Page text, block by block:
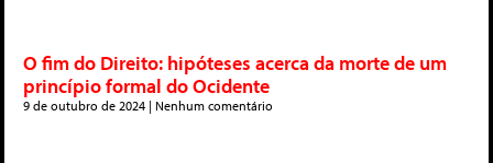
O fim do Direito: hipóteses acerca da morte de um
princípio formal do Ocidente
9 de outubro de 2024 Nenhum comentário